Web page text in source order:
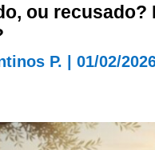
ou recusado?
P. 01/02/